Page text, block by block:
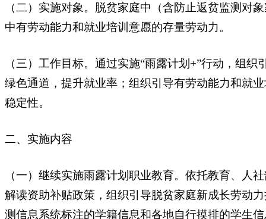
（二）实施对象。脱贫家庭中（含防止返贫监测对
中有劳动能力和就业培训意愿的存量劳动力。
（三）工作目标。通过实施“雨露计划+”行动，组
绿色通道，提升就业率；组织引导有劳动能力和就
稳定性。
二、实施内容
（一）继续实施雨露计划职业教育。依托教育、人
解读资助补贴政策，组织引导脱贫家庭新成长劳动
测信息系统标注的学籍信息和各地自行摸排的学生